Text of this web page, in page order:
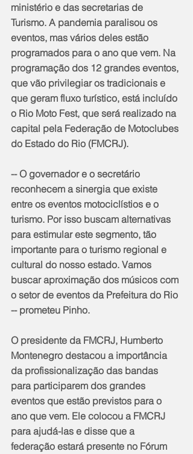
ministério e das secretarias de
Turismo. A pandemia paralisou os
eventos, mas vários deles estão
programados para o ano que vem. Na
programação dos 12 grandes eventos,
que vão privilegiar os tradicionais e
que geram fluxo turístico, está incluído
o Rio Moto Fest, que será realizado na
capital pela Federação de Motoclubes
do Estado do Rio (FMCRJ).
-- O governador e o secretário
reconhecem a sinergia que existe
entre os eventos motociclístios e o
turismo. Por isso buscam alternativas
para estimular este segmento, tão
importante para o turismo regional e
cultural do nosso estado. Vamos
buscar aproximação dos músicos com
o setor de eventos da Prefeitura do Rio
-- prometeu Pinho.
O presidente da FMCRJ, Humberto
Montenegro destacou a importância
da profissionalização das bandas
para participarem dos grandes
eventos que estão previstos para o
ano que vem. Ele colocou a FMCRJ
para ajudá-las e disse que a
federação estará presente no Fórum